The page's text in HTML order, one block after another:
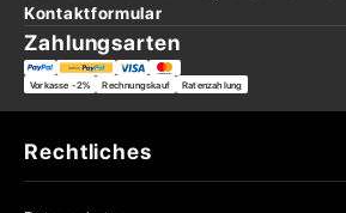
Kontaktformular
Zahlungsarten
Vorkasse -2% Rechnungskauf Ratenzahlung
Rechtliches